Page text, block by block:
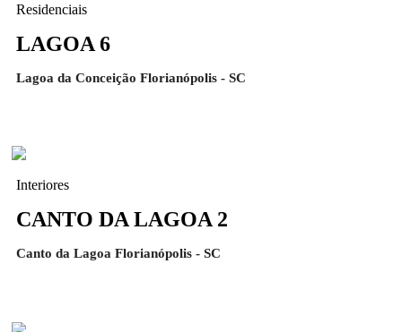
Residenciais
LAGOA 6
Lagoa da Conceição Florianópolis - SC
Interiores
CANTO DA LAGOA 2
Canto da Lagoa Florianópolis - SC